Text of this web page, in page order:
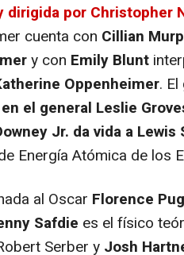
dirigida por Christopher
cuenta con Cillian
y con Emily Blunt
Oppenheimer.
el general Leslie
Jr. da vida a Lewis
Energía Atómica de los
al Oscar Florence
Safdie es el físico
Serber y Josh